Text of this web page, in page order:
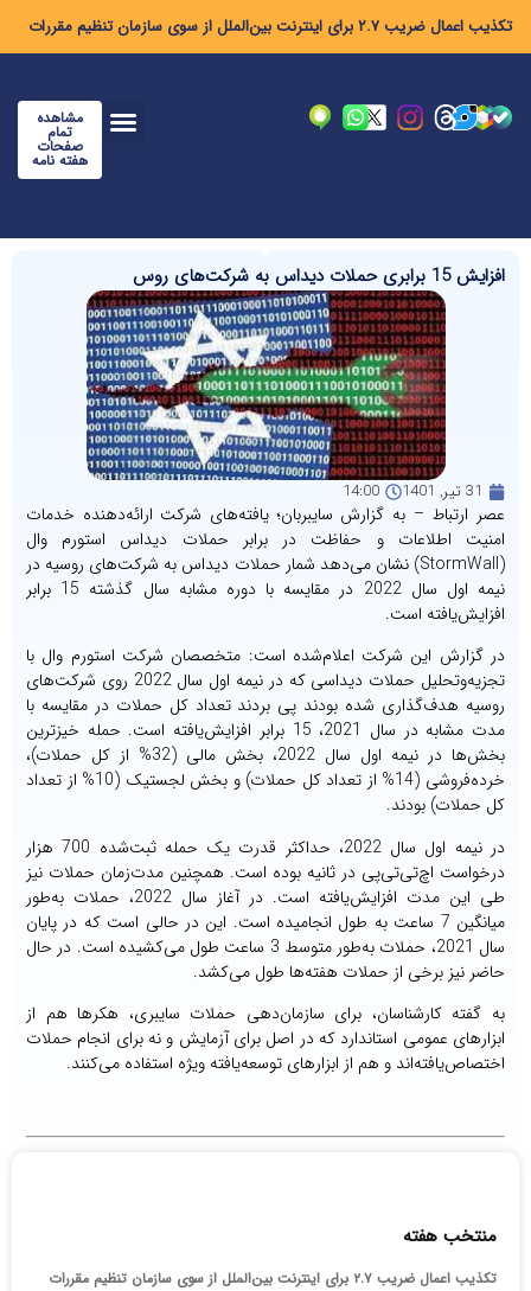
تکذیب اعمال ضریب ۲.۷ برای اینترنت بین‌الملل از سوی سازمان تنظیم مقررات
مشاهده
تمام
صفحات
هفته نامه
افزایش 15 برابری حملات دیداس به شرکت‌های روس
31 تیر, 1401 14:00
عصر ارتباط – به گزارش سایبربان؛ یافته‌های شرکت ارائه‌دهنده خدمات
امنیت اطلاعات و حفاظت در برابر حملات دیداس استورم وال
(StormWall) نشان می‌دهد شمار حملات دیداس به شرکت‌های روسیه در
نیمه اول سال 2022 در مقایسه با دوره مشابه سال گذشته 15 برابر
افزایش‌یافته است.
در گزارش این شرکت اعلام‌شده است: متخصصان شرکت استورم وال با
تجزیه‌وتحلیل حملات دیداسی که در نیمه اول سال 2022 روی شرکت‌های
روسیه هدف‌گذاری شده بودند پی بردند تعداد کل حملات در مقایسه با
مدت مشابه در سال 2021، 15 برابر افزایش‌یافته است. حمله خیزترین
بخش‌ها در نیمه اول سال 2022، بخش مالی (32% از کل حملات)،
خرده‌فروشی (14% از تعداد کل حملات) و بخش لجستیک (10% از تعداد
کل حملات) بودند.
در نیمه اول سال 2022، حداکثر قدرت یک حمله ثبت‌شده 700 هزار
درخواست اچ‌تی‌تی‌پی در ثانیه بوده است. همچنین مدت‌زمان حملات نیز
طی این مدت افزایش‌یافته است. در آغاز سال 2022، حملات به‌طور
میانگین 7 ساعت به طول انجامیده است. این در حالی است که در پایان
سال 2021، حملات به‌طور متوسط 3 ساعت طول می‌کشیده است. در حال
حاضر نیز برخی از حملات هفته‌ها طول می‌کشد.
به گفته کارشناسان، برای سازمان‌دهی حملات سایبری، هکرها هم از
ابزارهای عمومی استاندارد که در اصل برای آزمایش و نه برای انجام حملات
اختصاص‌یافته‌اند و هم از ابزارهای توسعه‌یافته ویژه استفاده می‌کنند.
منتخب هفته
تکذیب اعمال ضریب ۲.۷ برای اینترنت بین‌الملل از سوی سازمان تنظیم مقررات